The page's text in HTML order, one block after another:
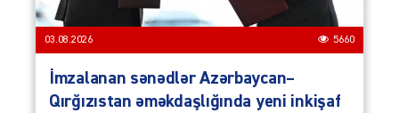
03.08.2026 5660
İmzalanan sənədlər Azərbaycan–
Qırğızıstan əməkdaşlığında yeni inkişaf